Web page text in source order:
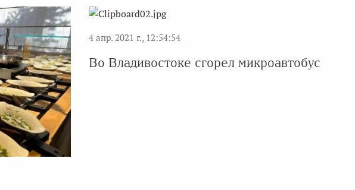
4 апр. 2021 г., 12:54:54
Во Владивостоке сгорел микроавтобус